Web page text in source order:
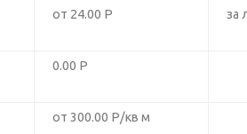
от 24.00 Р за
0.00 Р
от 300.00 Р/кв м